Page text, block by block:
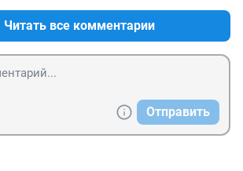
Читать все комментарии
Отправить